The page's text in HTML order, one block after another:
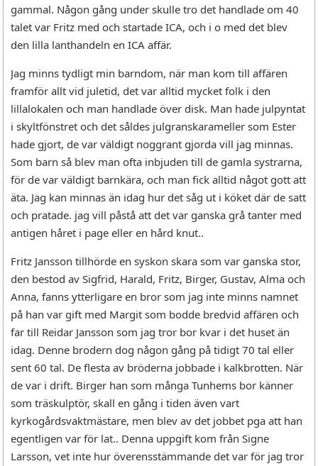
gammal. Någon gång under skulle tro det handlade om 40
talet var Fritz med och startade ICA, och i o med det blev
den lilla lanthandeln en ICA affär.
Jag minns tydligt min barndom, när man kom till affären
framför allt vid juletid, det var alltid mycket folk i den
lillalokalen och man handlade över disk. Man hade julpyntat
i skyltfönstret och det såldes julgranskarameller som Ester
hade gjort, de var väldigt noggrant gjorda vill jag minnas.
Som barn så blev man ofta inbjuden till de gamla systrarna,
för de var väldigt barnkära, och man fick alltid något gott att
äta. Jag kan minnas än idag hur det såg ut i köket där de satt
och pratade. jag vill påstå att det var ganska grå tanter med
antigen håret i page eller en hård knut..
Fritz Jansson tillhörde en syskon skara som var ganska stor,
den bestod av Sigfrid, Harald, Fritz, Birger, Gustav, Alma och
Anna, fanns ytterligare en bror som jag inte minns namnet
på han var gift med Margit som bodde bredvid affären och
far till Reidar Jansson som jag tror bor kvar i det huset än
idag. Denne brodern dog någon gång på tidigt 70 tal eller
sent 60 tal. De flesta av bröderna jobbade i kalkbrotten. När
de var i drift. Birger han som många Tunhems bor känner
som träskulptör, skall en gång i tiden även vart
kyrkogårdsvaktmästare, men blev av det jobbet pga att han
egentligen var för lat.. Denna uppgift kom från Signe
Larsson, vet inte hur överensstämmande det var för jag tror